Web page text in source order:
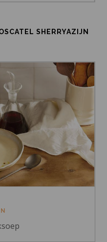
SHERRYAZIJN